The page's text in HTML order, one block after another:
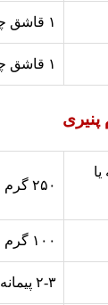
۱ قاشق چای‌خوری
۱ قاشق چای‌خوری
پنیری
۲۵۰ گرم
۱۰۰ گرم
۲-۳ پیمانه (بسته به ذائقه)